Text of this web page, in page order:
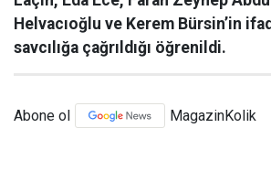
Helvacıoğlu ve Kerem Bürsin’in
savcılığa çağrıldığı öğrenildi.
Abone ol MagazinKolik